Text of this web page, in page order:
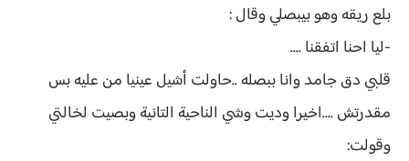
بلع ريقه وهو بيبصلي وقال :
-ليا احنا اتفقنا ....
قلبي دق جامد وانا ببصله ..حاولت أشيل عينيا من عليه بس
مقدرتش ....اخيرا وديت وشي الناحية التانية وبصيت لخالتي
وقولت: